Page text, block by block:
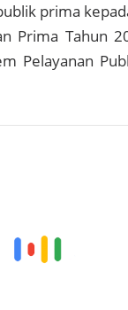
prima
Prima Tahun
Pelayanan